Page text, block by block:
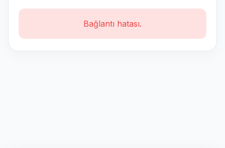
ve kaliteli bir atmosferde misafirlerimizi ağırlıyoruz.
Doğallık Bizim Değişmeyen İlkemiz
Kullandığımız hiçbir üründe aroma verici ya da katkı
Bağlantı hatası.